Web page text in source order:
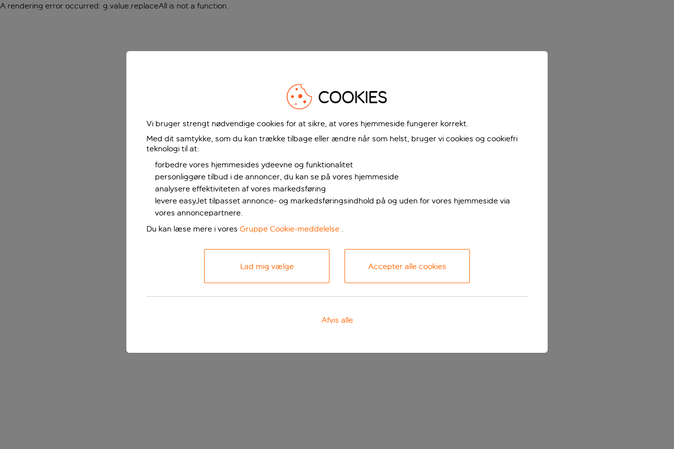
A rendering error occurred: g.value.replaceAll is not a function.
COOKIES
Vi bruger strengt nødvendige cookies for at sikre, at vores hjemmeside fungerer korrekt.
Med dit samtykke, som du kan trække tilbage eller ændre når som helst, bruger vi cookies og cookiefri
teknologi til at:
forbedre vores hjemmesides ydeevne og funktionalitet
personliggøre tilbud i de annoncer, du kan se på vores hjemmeside
analysere effektiviteten af vores markedsføring
levere easyJet tilpasset annonce- og markedsføringsindhold på og uden for vores hjemmeside via
vores annoncepartnere.
Du kan læse mere i vores Gruppe Cookie-meddelelse .
Lad mig vælge Accepter alle cookies
Afvis alle